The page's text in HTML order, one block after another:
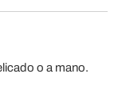
o a mano.